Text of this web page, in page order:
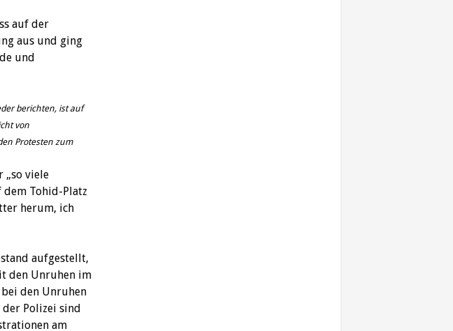
auf der
aus und ging
und
berichten, ist auf
von
Protesten zum
„so viele
dem Tohid-Platz
herum, ich
aufgestellt,
den Unruhen im
den Unruhen
Polizei sind
am